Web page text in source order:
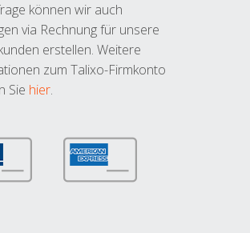
können wir auch
via Rechnung für unsere
erstellen. Weitere
zum Talixo-Firmkonto
Sie hier.